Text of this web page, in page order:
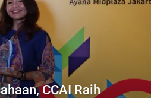
CCAI Raih